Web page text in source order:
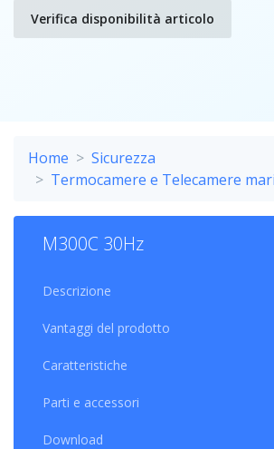
Verifica disponibilità articolo
Home
Sicurezza
Termocamere e Telecamere
M300C 30Hz
Descrizione
Vantaggi del prodotto
Caratteristiche
Parti e accessori
Download